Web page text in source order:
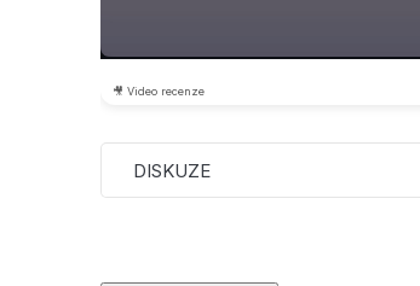
🎥 Video recenze
DISKUZE